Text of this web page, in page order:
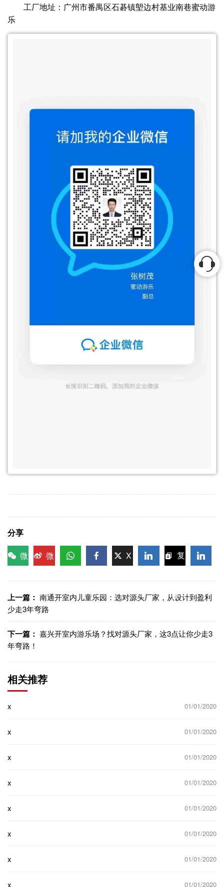
工厂地址：广州市番禺区石碁镇塱边村基业南巷蜜动游
乐
分享
微
微
X
复
接
上一篇： 南通开室内儿童乐园：选对源头厂家，从设计到盈利
少走3年弯路
下一篇： 嘉兴开室内游乐场？找对源头厂家，这3点让你少走3
年弯路！
相关推荐
x 01/01/2020
x 01/01/2020
x 01/01/2020
x 01/01/2020
x 01/01/2020
x 01/01/2020
x 01/01/2020
x 01/01/2020